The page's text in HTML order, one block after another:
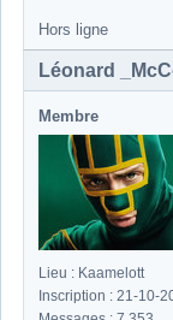
Hors ligne
Léonard
Membre
Lieu : Kaamelott
Inscription : 21-10-